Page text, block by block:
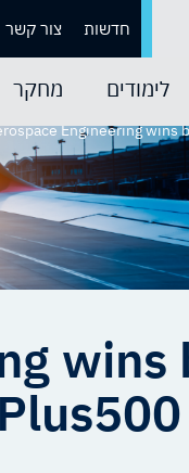
חדשות צור קשר
לימודים מחקר
Engineering wins
wins